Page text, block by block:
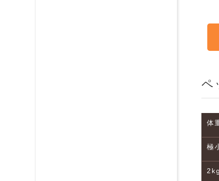
ペ
体
極